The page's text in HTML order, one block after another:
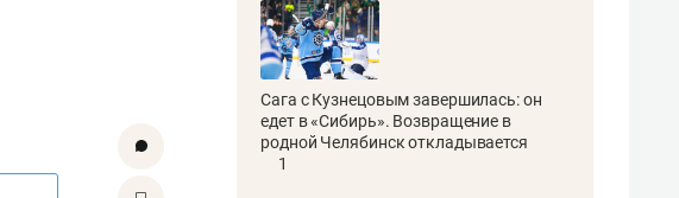
Сага с Кузнецовым завершилась: он
едет в «Сибирь». Возвращение в
родной Челябинск откладывается
1